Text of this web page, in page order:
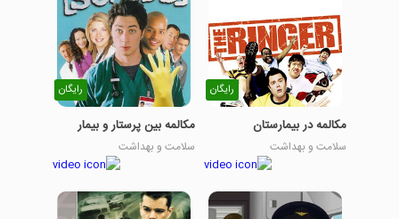
رایگان
مکالمه در بیمارستان
سلامت و بهداشت
رایگان
مکالمه بین پرستار و بیمار
سلامت و بهداشت